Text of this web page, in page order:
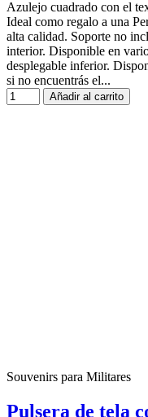
Azulejo cuadrado con el
Ideal como regalo a una
alta calidad. Soporte no
interior. Disponible en
desplegable inferior.
si no encuentrás el...
Añadir al carrito
Souvenirs para Militares
Pulsera de tela